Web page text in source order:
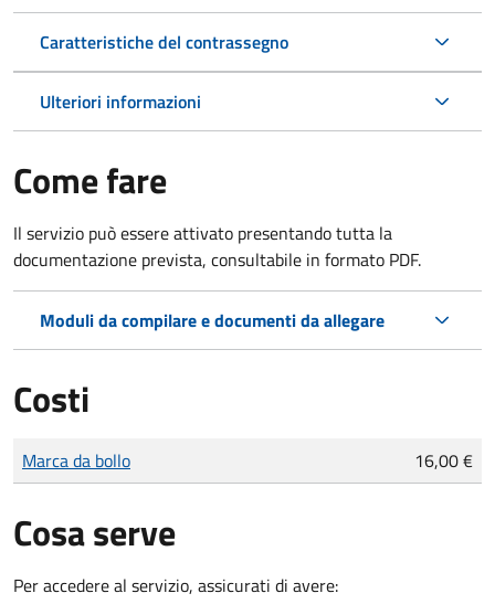
Caratteristiche del contrassegno
Ulteriori informazioni
Come fare
Il servizio può essere attivato presentando tutta la
documentazione prevista, consultabile in formato PDF.
Moduli da compilare e documenti da allegare
Costi
Tipo di pagamento
Importo
Marca da bollo 16,00 €
Cosa serve
Per accedere al servizio, assicurati di avere: